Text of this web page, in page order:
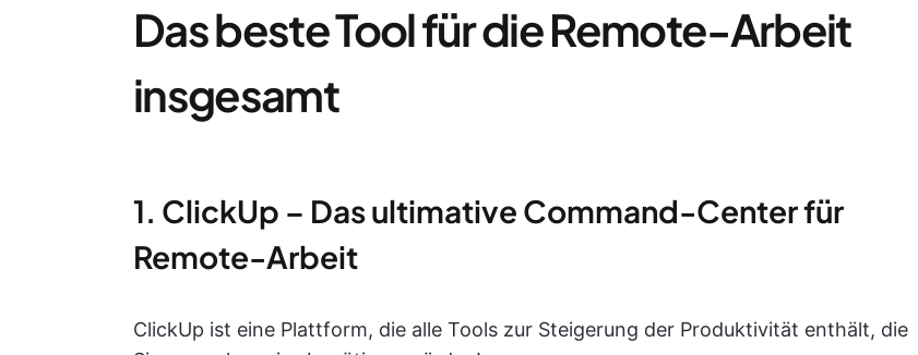
Das beste Tool für die Remote-Arbeit
insgesamt
1. ClickUp – Das ultimative Command-Center für
Remote-Arbeit
ClickUp ist eine Plattform, die alle Tools zur Steigerung der Produktivität enthält, die